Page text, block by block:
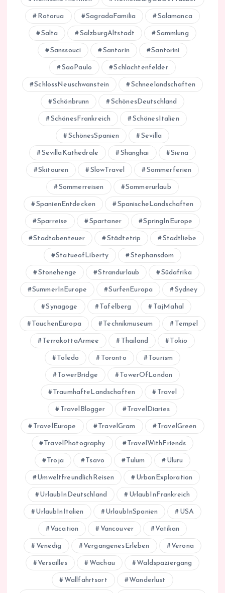
Rotorua SagradaFamilia Salamanca
Salta SalzburgAltstadt Sammlung
Sanssouci Santorin Santorini
SaoPaulo Schlachtenfelder
SchlossNeuschwanstein Schneelandschaften
Schönbrunn SchönesDeutschland
SchönesFrankreich SchönesItalien
SchönesSpanien Sevilla
SevillaKathedrale Shanghai Siena
Skitouren SlowTravel Sommerferien
Sommerreisen Sommerurlaub
SpanienEntdecken SpanischeLandschaften
Sparreise Spartaner SpringInEurope
Stadtabenteuer Städtetrip Stadtliebe
StatueofLiberty Stephansdom
Stonehenge Strandurlaub Südafrika
SummerInEurope SurfenEuropa Sydney
Synagoge Tafelberg TajMahal
TauchenEuropa Technikmuseum Tempel
TerrakottaArmee Thailand Tokio
Toledo Toronto Tourism
TowerBridge TowerOfLondon
TraumhafteLandschaften Travel
TravelBlogger TravelDiaries
TravelEurope TravelGram TravelGreen
TravelPhotography TravelWithFriends
Troja Tsavo Tulum Uluru
UmweltfreundlichReisen UrbanExploration
UrlaubInDeutschland UrlaubInFrankreich
UrlaubInItalien UrlaubInSpanien USA
Vacation Vancouver Vatikan
Venedig VergangenesErleben Verona
Versailles Wachau Waldspaziergang
Wallfahrtsort Wanderlust